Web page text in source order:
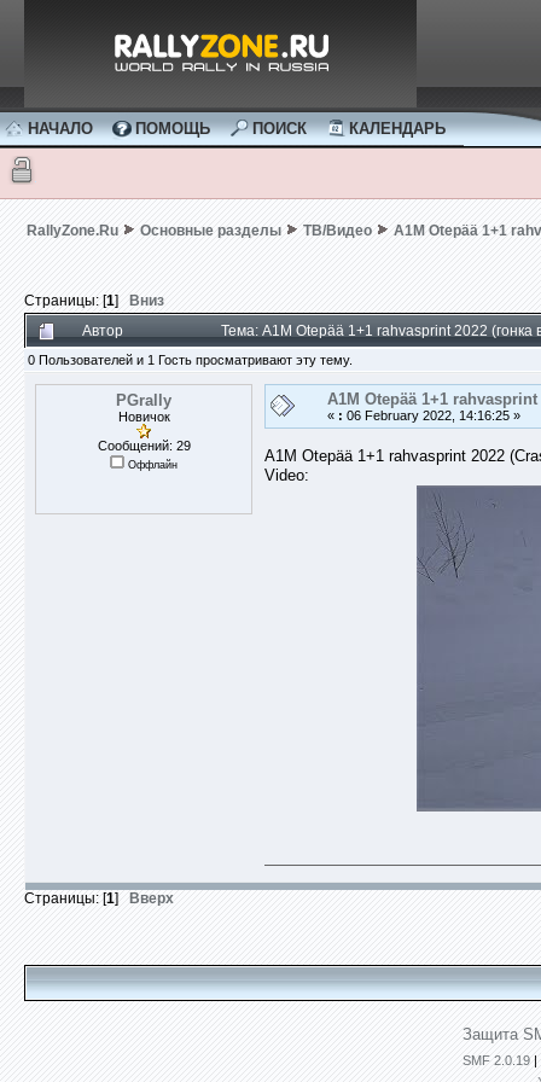
НАЧАЛО ПОМОЩЬ ПОИСК КАЛЕНДАРЬ
RallyZone.Ru Основные разделы ТВ/Видео A1M Otepää 1+1
Страницы: [1] Вниз
Автор
Тема: A1M Otepää 1+1 rahvasprint 2022
0 Пользователей и 1 Гость просматривают эту тему.
PGrally
Новичок
Сообщений: 29
Оффлайн
A1M Otepää 1+1
« : 06 February 2022, 14:16:25 »
A1M Otepää 1+1 rahvasprint 2022
Video:
Страницы: [1] Вверх
Защита
SMF 2.0.19 |